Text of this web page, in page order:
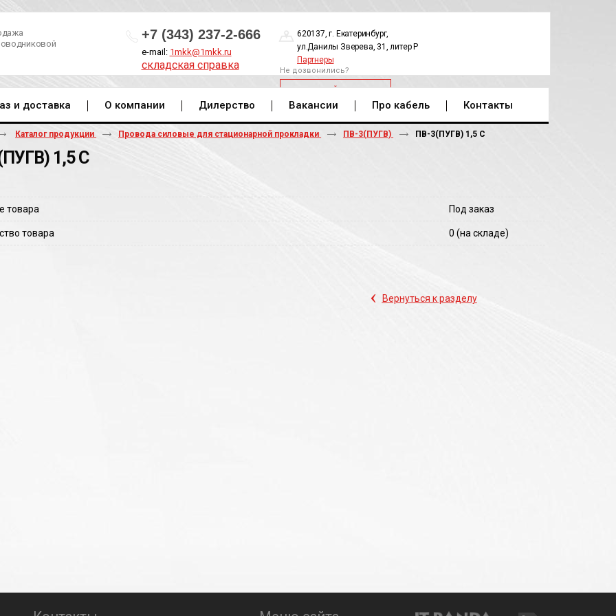
+7 (343) 237-2-666
e-mail: 1mkk@1mkk.ru
складская справка
620137, г. Екатеринбург,
ул.Данилы Зверева, 31, литер Р
Партнеры
Не дозвонились?
ОБРАТНЫЙ ЗВОНОК
и доставка О компании Дилерство Вакансии Про кабель Контакты
Каталог продукции Провода силовые для стационарной прокладки ПВ-3(ПУГВ) ПВ-3(ПУГВ) 1,5 С
1,5 С
товара Под заказ
товара 0 (на складе)
‹ Вернуться к разделу